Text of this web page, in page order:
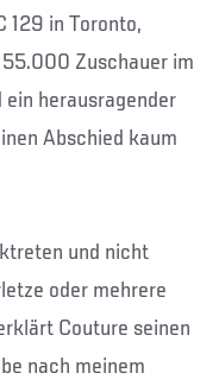
129 in Toronto,
Zuschauer im
herausragender
Abschied kaum
und nicht
oder mehrere
Couture seinen
nach meinem